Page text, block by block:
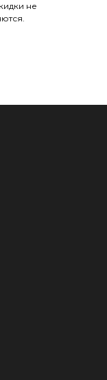
не